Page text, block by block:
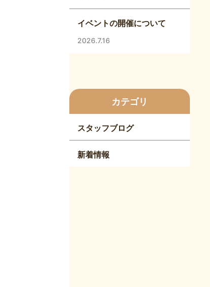
イベントの開催について
2026.7.16
カテゴリ
スタッフブログ
新着情報